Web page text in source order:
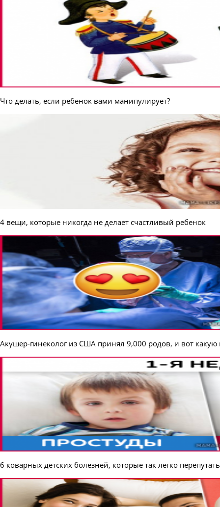
Что делать, если ребенок вами манипулирует?
4 вещи, которые никогда не делает счастливый ребенок
Акушер-гинеколог из США принял 9,000 родов, и вот какую
6 коварных детских болезней, которые так легко